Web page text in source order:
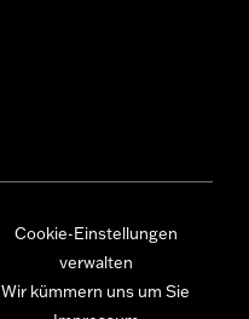
Cookie-Einstellungen
verwalten
Wir kümmern uns um Sie